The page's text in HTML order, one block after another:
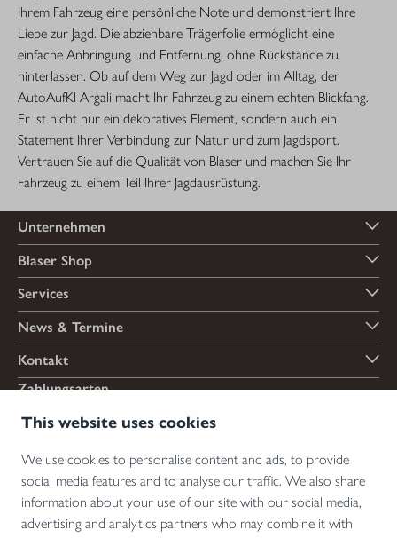
This website uses cookies
We use cookies to personalise content and ads, to provide
social media features and to analyse our traffic. We also share
information about your use of our site with our social media,
advertising and analytics partners who may combine it with
Ihrem Fahrzeug eine persönliche Note und demonstriert Ihre
Liebe zur Jagd. Die abziehbare Trägerfolie ermöglicht eine
einfache Anbringung und Entfernung, ohne Rückstände zu
hinterlassen. Ob auf dem Weg zur Jagd oder im Alltag, der
AutoAufKl Argali macht Ihr Fahrzeug zu einem echten Blickfang.
Er ist nicht nur ein dekoratives Element, sondern auch ein
Statement Ihrer Verbindung zur Natur und zum Jagdsport.
Vertrauen Sie auf die Qualität von Blaser und machen Sie Ihr
Fahrzeug zu einem Teil Ihrer Jagdausrüstung.
Unternehmen
Blaser Shop
Services
News & Termine
Kontakt
Zahlungsarten
Versandarten